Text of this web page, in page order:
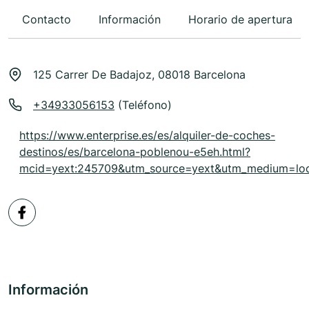
Contacto Información Horario de apertura
125 Carrer De Badajoz, 08018 Barcelona
+34933056153 (Teléfono)
https://www.enterprise.es/es/alquiler-de-coches-
destinos/es/barcelona-poblenou-e5eh.html?
Información